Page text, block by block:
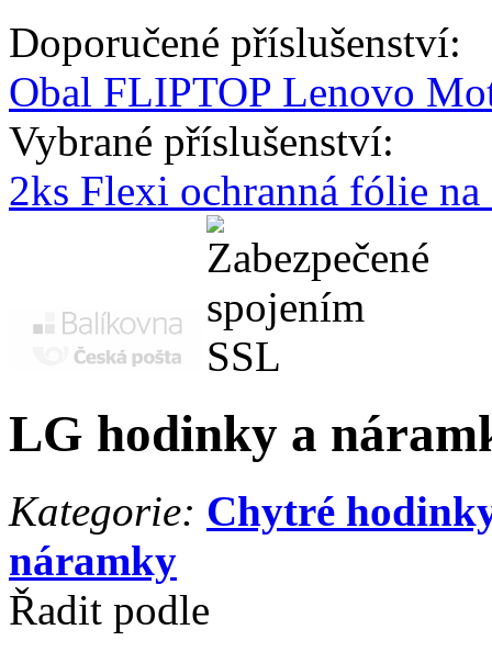
Doporučené příslušenství:
Obal FLIPTOP Lenovo
Vybrané příslušenství:
2ks Flexi ochranná fólie
LG hodinky a
Kategorie: Chytré
náramky
Řadit podle